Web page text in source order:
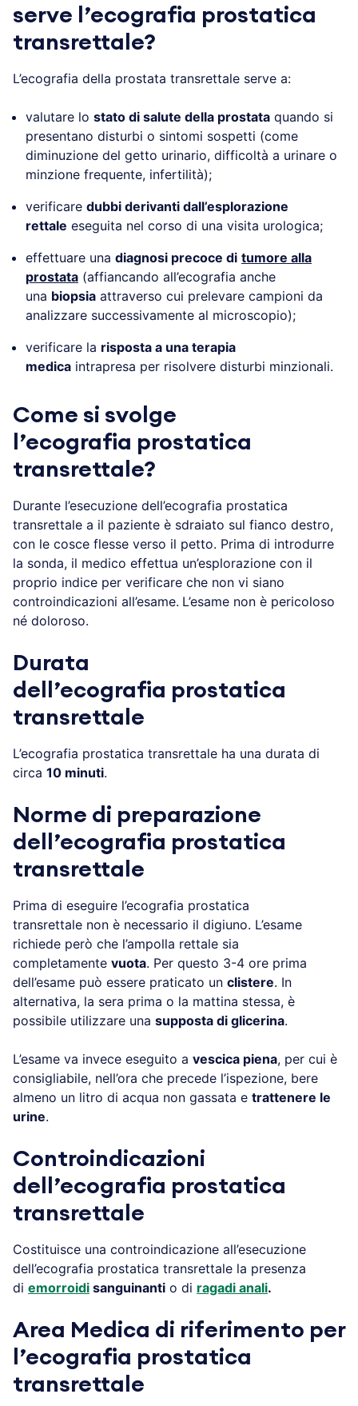
serve l’ecografia prostatica
transrettale?
L’ecografia della prostata transrettale serve a:
valutare lo stato di salute della prostata quando si
presentano disturbi o sintomi sospetti (come
diminuzione del getto urinario, difficoltà a urinare o
minzione frequente, infertilità);
verificare dubbi derivanti dall’esplorazione
rettale eseguita nel corso di una visita urologica;
effettuare una diagnosi precoce di tumore alla
prostata (affiancando all’ecografia anche
una biopsia attraverso cui prelevare campioni da
analizzare successivamente al microscopio);
verificare la risposta a una terapia
medica intrapresa per risolvere disturbi minzionali.
Come si svolge
l’ecografia prostatica
transrettale?
Durante l’esecuzione dell’ecografia prostatica
transrettale a il paziente è sdraiato sul fianco destro,
con le cosce flesse verso il petto. Prima di introdurre
la sonda, il medico effettua un’esplorazione con il
proprio indice per verificare che non vi siano
controindicazioni all’esame. L’esame non è pericoloso
né doloroso.
Durata
dell’ecografia prostatica
transrettale
L’ecografia prostatica transrettale ha una durata di
circa 10 minuti.
Norme di preparazione
dell’ecografia prostatica
transrettale
Prima di eseguire l’ecografia prostatica
transrettale non è necessario il digiuno. L’esame
richiede però che l’ampolla rettale sia
completamente vuota. Per questo 3-4 ore prima
dell’esame può essere praticato un clistere. In
alternativa, la sera prima o la mattina stessa, è
possibile utilizzare una supposta di glicerina.
L’esame va invece eseguito a vescica piena, per cui è
consigliabile, nell’ora che precede l’ispezione, bere
almeno un litro di acqua non gassata e trattenere le
urine.
Controindicazioni
dell’ecografia prostatica
transrettale
Costituisce una controindicazione all’esecuzione
dell’ecografia prostatica transrettale la presenza
di emorroidi sanguinanti o di ragadi anali.
Area Medica di riferimento per
l’ecografia prostatica
transrettale